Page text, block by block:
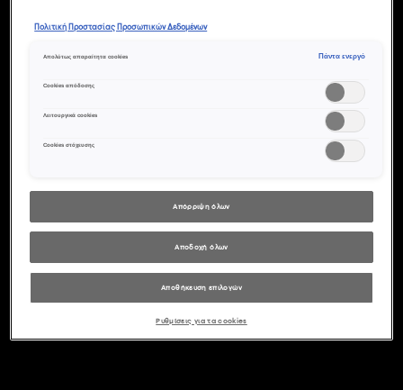
ΝΈΑ ΑΠΌΧΡΩΣΗ
ΞΑΝΘΟΎ: NUDE
Πολιτική Προστασίας Προσωπικών Δεδομένων
Απολύτως απαραίτητα cookies Πάντα ενεργό
Cookies απόδοσης
Λειτουργικά cookies
Cookies στόχευσης
Απόρριψη όλων
Αποδοχή όλων
Αποθήκευση επιλογών
Ρυθμίσεις για τα cookies